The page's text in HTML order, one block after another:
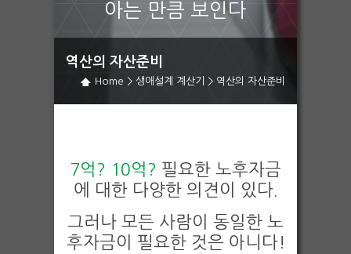
아는 만큼 보인다
역산의 자산준비
Home > 생애설계 계산기 > 역산의 자산준비
7억? 10억? 필요한 노후자금
에 대한 다양한 의견이 있다.
그러나 모든 사람이 동일한 노
후자금이 필요한 것은 아니다!